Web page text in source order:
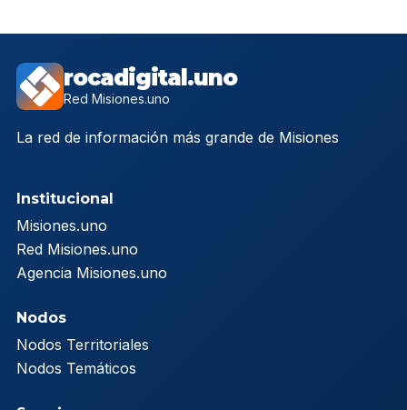
rocadigital.uno
Red Misiones.uno
La red de información más grande de Misiones
Institucional
Misiones.uno
Red Misiones.uno
Agencia Misiones.uno
Nodos
Nodos Territoriales
Nodos Temáticos